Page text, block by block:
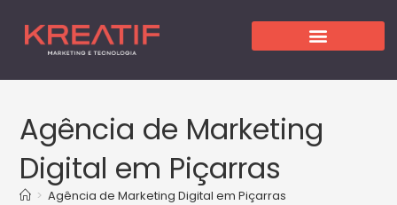
Agência de Marketing
Digital em Piçarras
> Agência de Marketing Digital em Piçarras